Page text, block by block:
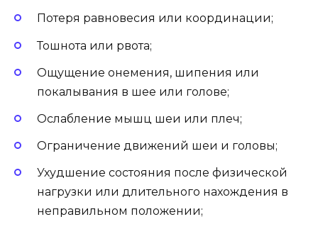
Потеря равновесия или координации;
Тошнота или рвота;
Ощущение онемения, шипения или
покалывания в шее или голове;
Ослабление мышц шеи или плеч;
Ограничение движений шеи и головы;
Ухудшение состояния после физической
нагрузки или длительного нахождения в
неправильном положении;